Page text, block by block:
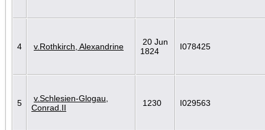
4 v.Rothkirch, Alexandrine
20 Jun
1824
I078425
5
v.Schlesien-Glogau,
Conrad.II
1230 I029563